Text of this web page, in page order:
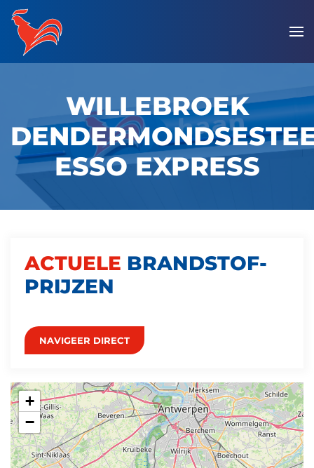
Overslaan
en
naar
WILLEBROEK
ESSO EXPRESS
ACTUELE BRANDSTOF­
PRIJZEN
NAVIGEER DIRECT
+
−